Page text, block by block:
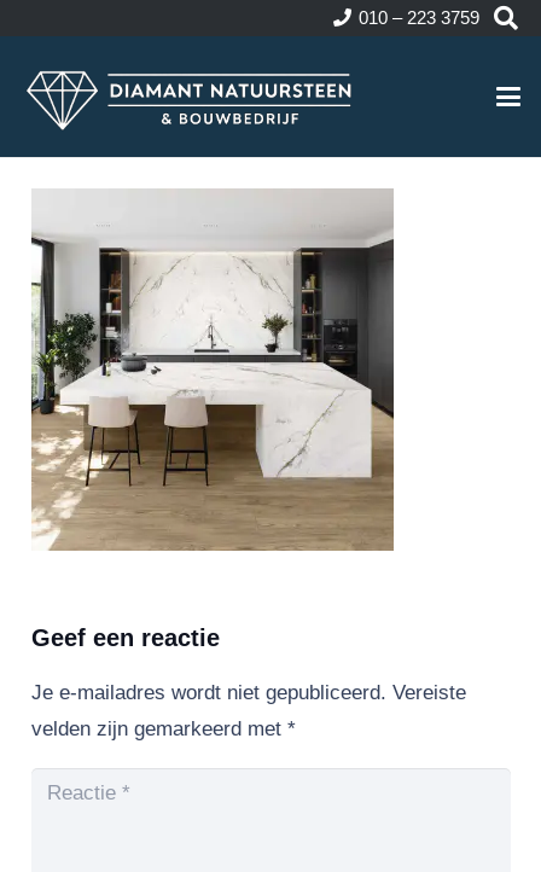
010 – 223 3759
Geef een reactie
Je e-mailadres wordt niet gepubliceerd. Vereiste
velden zijn gemarkeerd met *